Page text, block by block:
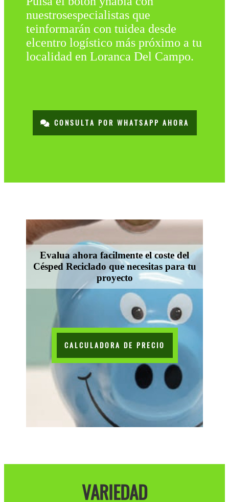
nuestrosespecialistas que
teinformarán con tuidea desde
elcentro logístico más próximo a tu
localidad en Loranca Del Campo.
CONSULTA POR WHATSAPP AHORA
Evalua ahora facilmente el coste del
Césped Reciclado que necesitas para tu
proyecto
CALCULADORA DE PRECIO
VARIEDAD